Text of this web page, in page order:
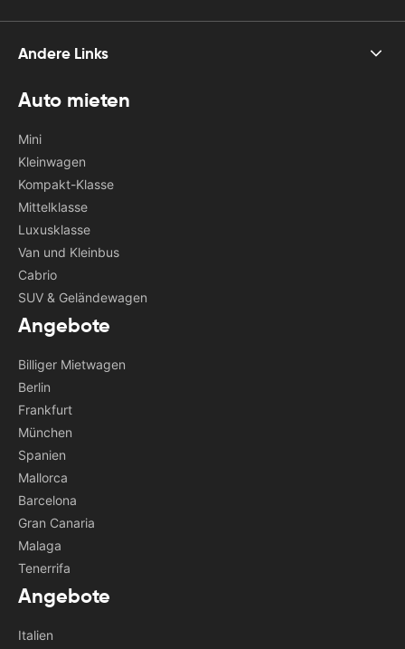
Andere Links
Auto mieten
Mini
Kleinwagen
Kompakt-Klasse
Mittelklasse
Luxusklasse
Van und Kleinbus
Cabrio
SUV & Geländewagen
Angebote
Billiger Mietwagen
Berlin
Frankfurt
München
Spanien
Mallorca
Barcelona
Gran Canaria
Malaga
Tenerrifa
Angebote
Italien